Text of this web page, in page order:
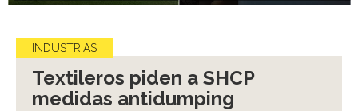
INDUSTRIAS
Textileros piden a SHCP
medidas antidumping